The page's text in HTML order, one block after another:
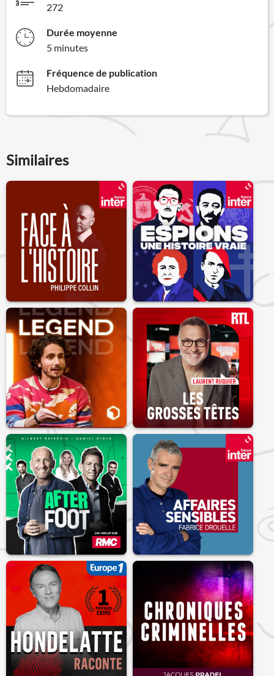
272
Durée moyenne
5 minutes
Fréquence de publication
Hebdomadaire
Similaires